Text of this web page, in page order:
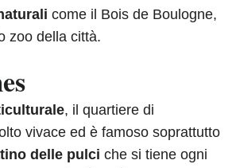
come il Bois de Boulogne,
zoo della città.
, il quartiere di
vivace ed è famoso soprattutto
delle pulci che si tiene ogni